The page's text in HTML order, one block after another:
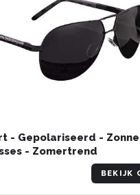
- Gepolariseerd -
- Zomertrend
BEKIJK